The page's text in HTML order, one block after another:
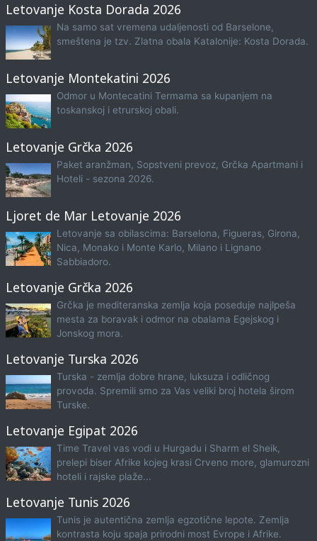
Letovanje Kosta Dorada 2026
Na samo sat vremena udaljenosti od Barselone,
smeštena je tzv. Zlatna obala Katalonije: Kosta Dorada.
Letovanje Montekatini 2026
Odmor u Montecatini Termama sa kupanjem na
toskanskoj i etrurskoj obali.
Letovanje Grčka 2026
Paket aranžman, Sopstveni prevoz, Grčka Apartmani i
Hoteli - sezona 2026.
Ljoret de Mar Letovanje 2026
Letovanje sa obilascima: Barselona, Figueras, Girona,
Nica, Monako i Monte Karlo, Milano i Lignano
Sabbiadoro.
Letovanje Grčka 2026
Grčka je mediteranska zemlja koja poseduje najlpeša
mesta za boravak i odmor na obalama Egejskog i
Jonskog mora.
Letovanje Turska 2026
Turska - zemlja dobre hrane, luksuza i odličnog
provoda. Spremili smo za Vas veliki broj hotela širom
Turske.
Letovanje Egipat 2026
Time Travel vas vodi u Hurgadu i Sharm el Sheik,
prelepi biser Afrike kojeg krasi Crveno more, glamurozni
hoteli i rajske plaže...
Letovanje Tunis 2026
Tunis je autentična zemlja egzotične lepote. Zemlja
kontrasta koju spaja prirodni most Evrope i Afrike.